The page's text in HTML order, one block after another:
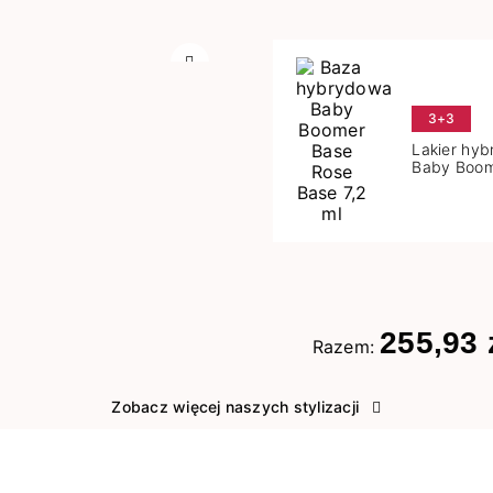
3+3
Lakier
Baby
Razem: 255,93
Zobacz więcej naszych stylizacji